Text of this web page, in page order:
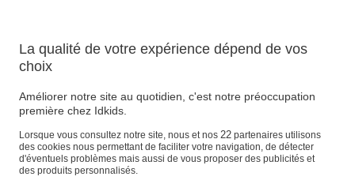
Suivre une commande
Magasin
Panier
Favoris
La qualité de votre expérience dépend de vos
choix
Améliorer notre site au quotidien, c'est notre préoccupation
première chez Idkids.
Lorsque vous consultez notre site, nous et nos 22partenaires utilisons
des cookies nous permettant de faciliter votre navigation, de détecter
d'éventuels problèmes mais aussi de vous proposer des publicités et
des produits personnalisés.